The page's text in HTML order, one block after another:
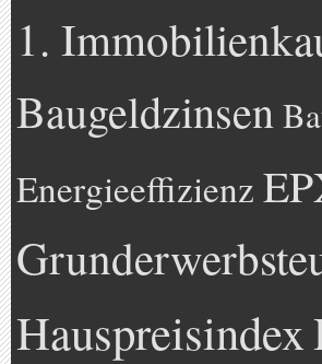
1.
Baugeldzinsen
Energieeffizienz
Hauspreisindex